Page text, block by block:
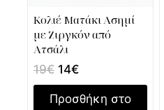
Κολιέ Ματάκι Ασημί
με Ζιργκόν από
Ατσάλι
19€ 14€
Προσθήκη στο